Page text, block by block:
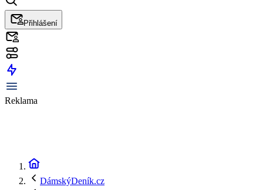
Přihlášení
Reklama
DámskýDeník.cz